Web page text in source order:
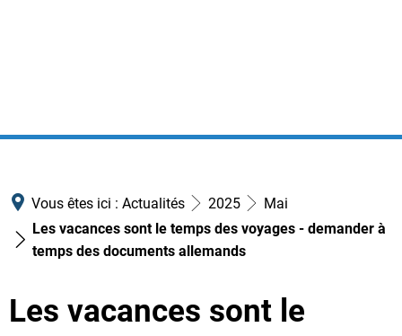
Vous êtes ici : Actualités 2025
Mai
Les vacances sont le temps des voyages - demander à
temps des documents allemands
Les vacances sont le